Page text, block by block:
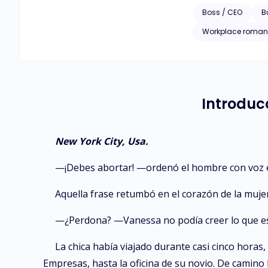
por sacar
involucra demasiado
previo y por escrito de la autora. Este es un trabajo de ficción. Los nombres,
Boss / CEO
Workplace
New York City, Usa.
—¡Debes abortar! —ordenó el hombre con voz
Aquella frase retumbó en el corazón de la
—¿Perdona? —Vanessa no podía creer lo que
La chica había viajado durante casi cinco
Empresas, hasta la oficina de su novio. De